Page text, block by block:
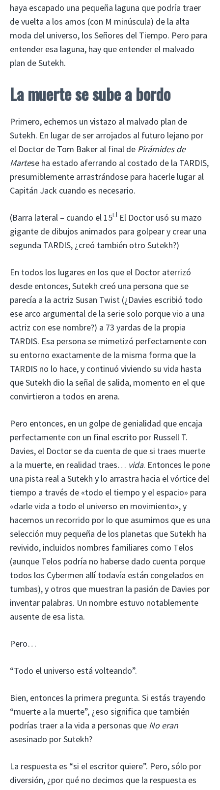
haya escapado una pequeña laguna que podría traer
de vuelta a los amos (con M minúscula) de la alta
moda del universo, los Señores del Tiempo. Pero para
entender esa laguna, hay que entender el malvado
plan de Sutekh.
La muerte se sube a bordo
Primero, echemos un vistazo al malvado plan de
Sutekh. En lugar de ser arrojados al futuro lejano por
el Doctor de Tom Baker al final de Pirámides de
Martese ha estado aferrando al costado de la TARDIS,
presumiblemente arrastrándose para hacerle lugar al
Capitán Jack cuando es necesario.
(Barra lateral – cuando el 15El El Doctor usó su mazo
gigante de dibujos animados para golpear y crear una
segunda TARDIS, ¿creó también otro Sutekh?)
En todos los lugares en los que el Doctor aterrizó
desde entonces, Sutekh creó una persona que se
parecía a la actriz Susan Twist (¿Davies escribió todo
ese arco argumental de la serie solo porque vio a una
actriz con ese nombre?) a 73 yardas de la propia
TARDIS. Esa persona se mimetizó perfectamente con
su entorno exactamente de la misma forma que la
TARDIS no lo hace, y continuó viviendo su vida hasta
que Sutekh dio la señal de salida, momento en el que
convirtieron a todos en arena.
Pero entonces, en un golpe de genialidad que encaja
perfectamente con un final escrito por Russell T.
Davies, el Doctor se da cuenta de que si traes muerte
a la muerte, en realidad traes… vida. Entonces le pone
una pista real a Sutekh y lo arrastra hacia el vórtice del
tiempo a través de «todo el tiempo y el espacio» para
«darle vida a todo el universo en movimiento», y
hacemos un recorrido por lo que asumimos que es una
selección muy pequeña de los planetas que Sutekh ha
revivido, incluidos nombres familiares como Telos
(aunque Telos podría no haberse dado cuenta porque
todos los Cybermen allí todavía están congelados en
tumbas), y otros que muestran la pasión de Davies por
inventar palabras. Un nombre estuvo notablemente
ausente de esa lista.
Pero…
“Todo el universo está volteando”.
Bien, entonces la primera pregunta. Si estás trayendo
“muerte a la muerte”, ¿eso significa que también
podrías traer a la vida a personas que No eran
asesinado por Sutekh?
La respuesta es “si el escritor quiere”. Pero, sólo por
diversión, ¿por qué no decimos que la respuesta es